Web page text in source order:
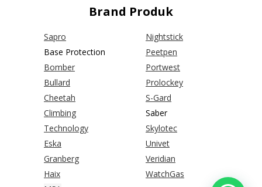
Brand Produk
Sapro
Base Protection
Bomber
Bullard
Cheetah
Climbing
Technology
Eska
Granberg
Haix
Nightstick
Peetpen
Portwest
Prolockey
S-Gard
Saber
Skylotec
Univet
Veridian
WatchGas